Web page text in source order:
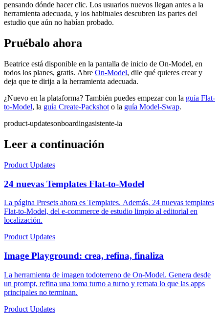
pensando dónde hacer clic. Los usuarios nuevos llegan antes a la
herramienta adecuada, y los habituales descubren las partes del
estudio que aún no habían probado.
Pruébalo ahora
Beatrice está disponible en la pantalla de inicio de On-Model, en
todos los planes, gratis. Abre On-Model, dile qué quieres crear y
deja que te dirija a la herramienta adecuada.
¿Nuevo en la plataforma? También puedes empezar con la guía Flat-
to-Model, la guía Create-Packshot o la guía Model-Swap.
product-updatesonboardingasistente-ia
Leer a continuación
Product Updates
24 nuevas Templates Flat-to-Model
La página Presets ahora es Templates. Además, 24 nuevas templates
Flat-to-Model, del e-commerce de estudio limpio al editorial en
localización.
Product Updates
Image Playground: crea, refina, finaliza
La herramienta de imagen todoterreno de On-Model. Genera desde
un prompt, refina una toma turno a turno y remata lo que las apps
principales no terminan.
Product Updates